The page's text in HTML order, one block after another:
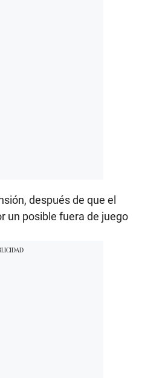
después de que el
un posible fuera de juego